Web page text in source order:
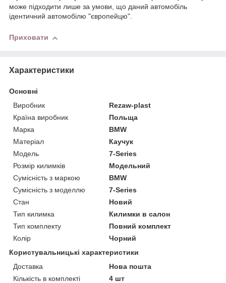
може підходити лише за умови, що даний автомобіль
ідентичний автомобілю "європейцю".
Приховати
Характеристики
Основні
Виробник
Rezaw-plast
Країна виробник
Польща
Марка
BMW
Матеріал
Каучук
Модель
7-Series
Розмір килимків
Модельний
Сумісність з маркою
BMW
Сумісність з моделлю
7-Series
Стан
Новий
Тип килимка
Килимки в салон
Тип комплекту
Повний комплект
Колір
Чорний
Користувальницькі характеристики
Доставка
Нова пошта
Кількість в комплекті
4 шт